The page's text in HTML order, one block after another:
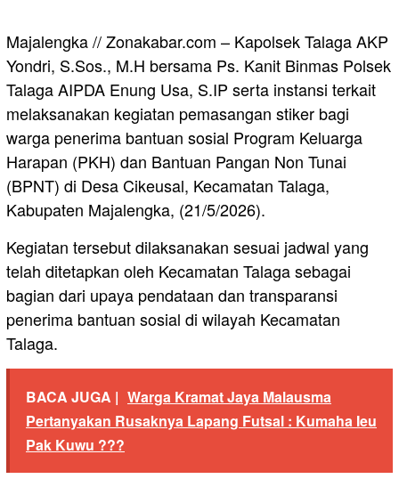
Majalengka // Zonakabar.com – Kapolsek Talaga AKP
Yondri, S.Sos., M.H bersama Ps. Kanit Binmas Polsek
Talaga AIPDA Enung Usa, S.IP serta instansi terkait
melaksanakan kegiatan pemasangan stiker bagi
warga penerima bantuan sosial Program Keluarga
Harapan (PKH) dan Bantuan Pangan Non Tunai
(BPNT) di Desa Cikeusal, Kecamatan Talaga,
Kabupaten Majalengka, (21/5/2026).
Kegiatan tersebut dilaksanakan sesuai jadwal yang
telah ditetapkan oleh Kecamatan Talaga sebagai
bagian dari upaya pendataan dan transparansi
penerima bantuan sosial di wilayah Kecamatan
Talaga.
BACA JUGA | Warga Kramat Jaya Malausma
Pertanyakan Rusaknya Lapang Futsal : Kumaha Ieu
Pak Kuwu ???